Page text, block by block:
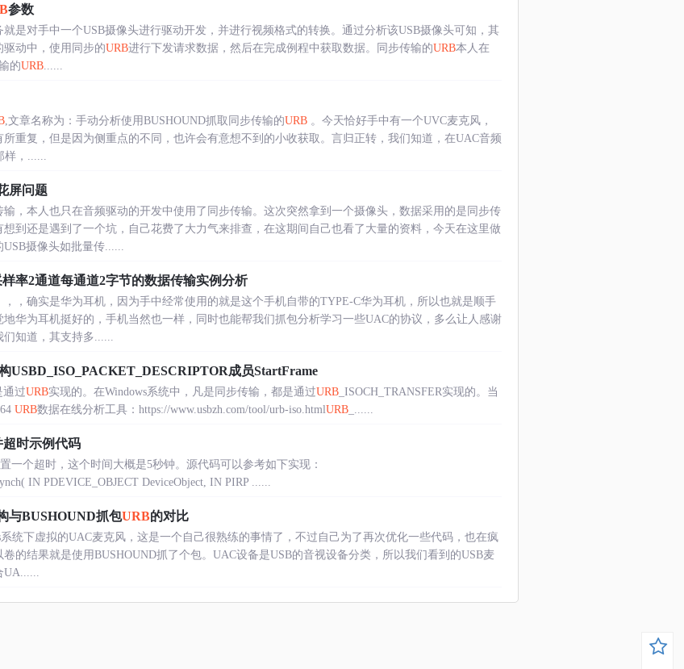
参数
是对手中一个USB摄像头进行驱动开发，并进行视频格式的转换。通过分析该USB摄像头可知，其
动中，使用同步的URB进行下发请求数据，然后在完成例程中获取数据。同步传输的URB本人在
的URB......
,文章名称为：手动分析使用BUSHOUND抓取同步传输的URB。今天恰好手中有一个UVC麦克风，
重复，但是因为侧重点的不同，也许会有意想不到的小收获取。言归正转，我们知道，在UAC音频
样，......
屏问题
，本人也只在音频驱动的开发中使用了同步传输。这次突然拿到一个摄像头，数据采用的是同步传
到还是遇到了一个坑，自己花费了大力气来排查，在这期间自己也看了大量的资料，今天在这里做
摄像头如批量传......
率2通道每通道2字节的数据传输实例分析
，确实是华为耳机，因为手中经常使用的就是这个手机自带的TYPE-C华为耳机，所以也就是顺手
华为耳机挺好的，手机当然也一样，同时也能帮我们抓包分析学习一些UAC的协议，多么让人感谢
知道，其支持多......
USBD_ISO_PACKET_DESCRIPTOR成员StartFrame
通过URB实现的。在Windows系统中，凡是同步传输，都是通过URB_ISOCH_TRANSFER实现的。当
URB数据在线分析工具：https://www.usbzh.com/tool/urb-iso.htmlURB_......
超时示例代码
一个超时，这个时间大概是5秒钟。源代码可以参考如下实现：
IN PDEVICE_OBJECT DeviceObject, IN PIRP ......
与BUSHOUND抓包URB的对比
统下虚拟的UAC麦克风，这是一个自己很熟练的事情了，不过自己为了再次优化一些代码，也在疯
的结果就是使用BUSHOUND抓了个包。UAC设备是USB的音视设备分类，所以我们看到的USB麦
UA......